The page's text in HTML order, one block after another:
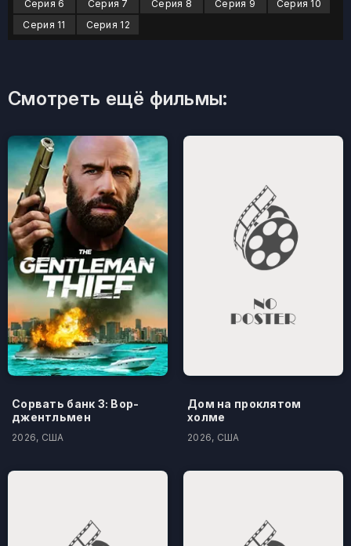
Серия 6 Серия 7 Серия 8 Серия 9
Серия 10
Серия 11
Серия 12
Смотреть ещё фильмы:
Сорвать банк 3: Вор-
джентльмен
2026, США
Дом на проклятом
холме
2026, США